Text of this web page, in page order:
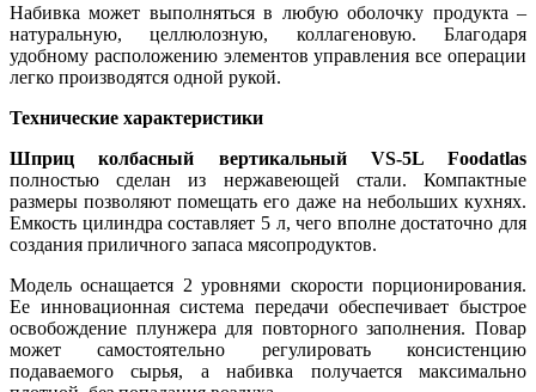
Набивка может выполняться в любую оболочку продукта –
натуральную, целлюлозную, коллагеновую. Благодаря
удобному расположению элементов управления все операции
легко производятся одной рукой.
Технические характеристики
Шприц колбасный вертикальный VS-5L Foodatlas
полностью сделан из нержавеющей стали. Компактные
размеры позволяют помещать его даже на небольших кухнях.
Емкость цилиндра составляет 5 л, чего вполне достаточно для
создания приличного запаса мясопродуктов.
Модель оснащается 2 уровнями скорости порционирования.
Ее инновационная система передачи обеспечивает быстрое
освобождение плунжера для повторного заполнения. Повар
может самостоятельно регулировать консистенцию
подаваемого сырья, а набивка получается максимально